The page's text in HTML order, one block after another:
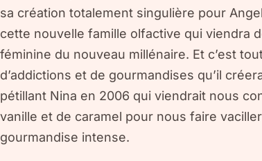
sa création totalement singulière pour
cette nouvelle famille olfactive qui viendra
féminine du nouveau millénaire. Et c’est
d’addictions et de gourmandises qu’il
pétillant Nina en 2006 qui viendrait nous
vanille et de caramel pour nous faire
gourmandise intense.